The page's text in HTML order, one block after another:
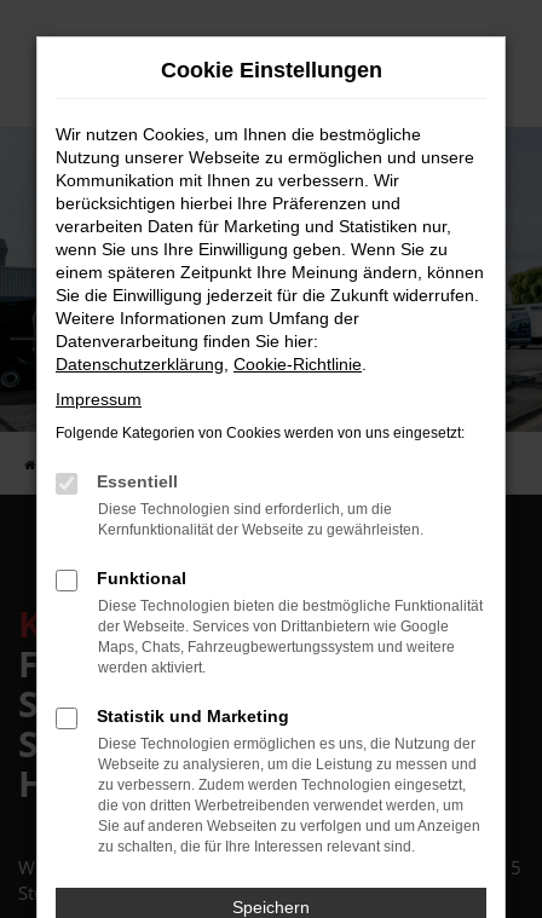
Zum
Anfahrt und Öffnungszeiten
KTW– IHR PARTNER FÜR
FAHRZEUGANGEBOTE UND
SERVICE AN ZWEI
STANDORTEN IN
HILDESHEIM
Wir sind für Sie über 85 Stunden in der Woche und bis zu 15
Stunden täglich servicebereit.
Cookie Einstellungen
Wir nutzen Cookies, um Ihnen die bestmögliche
Nutzung unserer Webseite zu ermöglichen und unsere
Kommunikation mit Ihnen zu verbessern. Wir
berücksichtigen hierbei Ihre Präferenzen und
verarbeiten Daten für Marketing und Statistiken nur,
wenn Sie uns Ihre Einwilligung geben. Wenn Sie zu
einem späteren Zeitpunkt Ihre Meinung ändern, können
Sie die Einwilligung jederzeit für die Zukunft widerrufen.
Weitere Informationen zum Umfang der
Datenverarbeitung finden Sie hier:
Datenschutzerklärung Cookie-Richtlinie
Impressum
Folgende Kategorien von Cookies werden von uns eingesetzt:
Essentiell
Diese Technologien sind erforderlich, um die
Kernfunktionalität der Webseite zu gewährleisten.
Funktional
Diese Technologien bieten die bestmögliche Funktionalität
der Webseite. Services von Drittanbietern wie Google
Maps, Chats, Fahrzeugbewertungssystem und weitere
werden aktiviert.
Statistik und Marketing
Diese Technologien ermöglichen es uns, die Nutzung der
Webseite zu analysieren, um die Leistung zu messen und
zu verbessern. Zudem werden Technologien eingesetzt,
die von dritten Werbetreibenden verwendet werden, um
Sie auf anderen Webseiten zu verfolgen und um Anzeigen
zu schalten, die für Ihre Interessen relevant sind.
Speichern